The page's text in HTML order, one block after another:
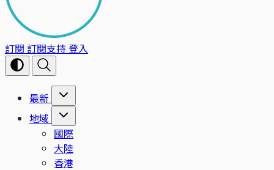
訂閱 訂閱支持登入
最新
地域
國際
大陸
香港